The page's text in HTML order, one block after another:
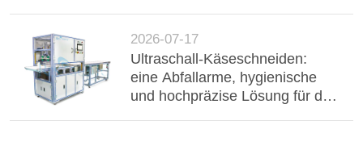
2026-07-17
Ultraschall-Käseschneiden:
eine Abfallarme, hygienische
und hochpräzise Lösung für die